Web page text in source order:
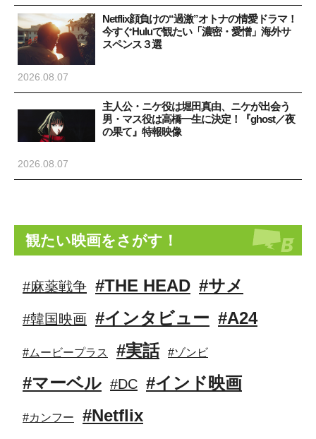
Netflix顔負けの“過激”オトナの情愛ドラマ！
今すぐHuluで観たい「濃密・愛憎」海外サ
スペンス３選
2026.08.07
主人公・ニケ役は堀田真由、ニケが出会う
男・マス役は高橋一生に決定！『ghost／夜
の果て』特報映像
2026.08.07
観たい映画をさがす！
#麻薬戦争 #THE HEAD #サメ
#韓国映画 #インタビュー #A24
#ムービープラス #実話 #ゾンビ
#マーベル #DC #インド映画
#カンフー #Netflix